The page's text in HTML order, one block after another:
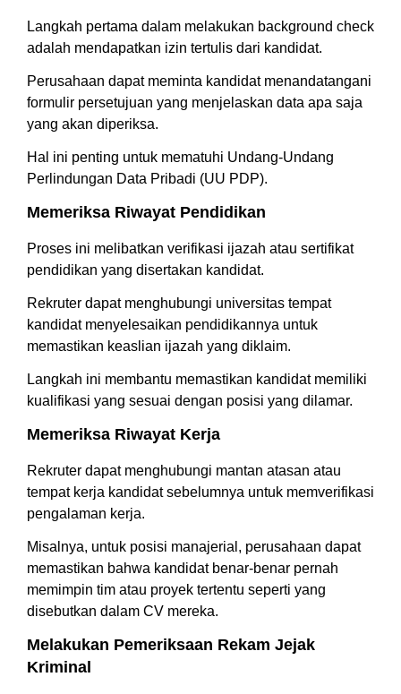
Langkah pertama dalam melakukan background check
adalah mendapatkan izin tertulis dari kandidat.
Perusahaan dapat meminta kandidat menandatangani
formulir persetujuan yang menjelaskan data apa saja
yang akan diperiksa.
Hal ini penting untuk mematuhi Undang-Undang
Perlindungan Data Pribadi (UU PDP).
Memeriksa Riwayat Pendidikan
Proses ini melibatkan verifikasi ijazah atau sertifikat
pendidikan yang disertakan kandidat.
Rekruter dapat menghubungi universitas tempat
kandidat menyelesaikan pendidikannya untuk
memastikan keaslian ijazah yang diklaim.
Langkah ini membantu memastikan kandidat memiliki
kualifikasi yang sesuai dengan posisi yang dilamar.
Memeriksa Riwayat Kerja
Rekruter dapat menghubungi mantan atasan atau
tempat kerja kandidat sebelumnya untuk memverifikasi
pengalaman kerja.
Misalnya, untuk posisi manajerial, perusahaan dapat
memastikan bahwa kandidat benar-benar pernah
memimpin tim atau proyek tertentu seperti yang
disebutkan dalam CV mereka.
Melakukan Pemeriksaan Rekam Jejak
Kriminal